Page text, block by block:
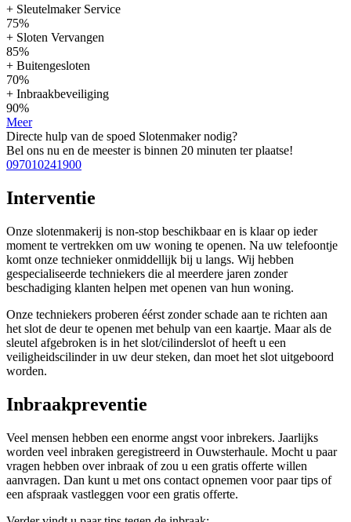
+ Sleutelmaker Service
75%
+ Sloten Vervangen
85%
+ Buitengesloten
70%
+ Inbraakbeveiliging
90%
Meer
Directe hulp van de spoed Slotenmaker nodig?
Bel ons nu en de meester is binnen 20 minuten ter plaatse!
097010241900
Interventie
Onze slotenmakerij is non-stop beschikbaar en is klaar op ieder
moment te vertrekken om uw woning te openen. Na uw telefoontje
komt onze technieker onmiddellijk bij u langs. Wij hebben
gespecialiseerde techniekers die al meerdere jaren zonder
beschadiging klanten helpen met openen van hun woning.
Onze techniekers proberen éérst zonder schade aan te richten aan
het slot de deur te openen met behulp van een kaartje. Maar als de
sleutel afgebroken is in het slot/cilinderslot of heeft u een
veiligheidscilinder in uw deur steken, dan moet het slot uitgeboord
worden.
Inbraakpreventie
Veel mensen hebben een enorme angst voor inbrekers. Jaarlijks
worden veel inbraken geregistreerd in Ouwsterhaule. Mocht u paar
vragen hebben over inbraak of zou u een gratis offerte willen
aanvragen. Dan kunt u met ons contact opnemen voor paar tips of
een afspraak vastleggen voor een gratis offerte.